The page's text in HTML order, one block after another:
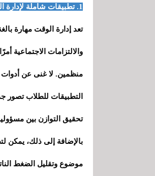
1. تطبيقات شاملة لإدارة الوقت
تعد إدارة الوقت مهارة
والالتزامات الاجتماعية
منظمين. لا غنى عن
التطبيقات للطلاب تصور
تحقيق التوازن بين
بالإضافة إلى ذلك،
موضوع وتقليل الضغط